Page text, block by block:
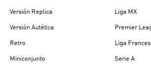
Versión Replica
Versión Autética
Retro
Miniconjunto
Liga MX
Premier
Liga
Serie A